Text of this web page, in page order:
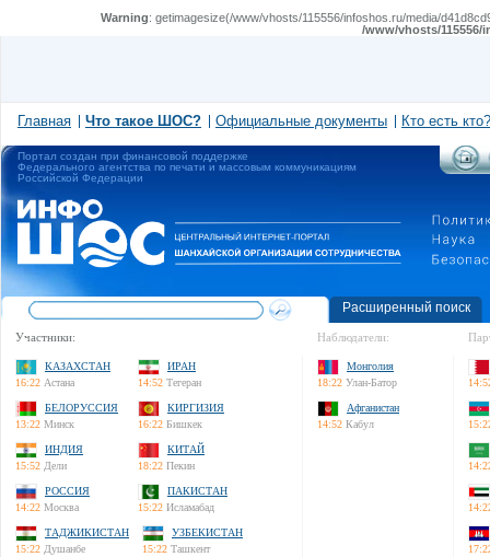
Warning: getimagesize(/www/vhosts/115556/infoshos.ru/media/
/www/vhosts/
Главная Что такое ШОС? Официальные документы Кто есть кто?
Портал создан при финансовой поддержке
Федерального агентства по печати и массовым коммуникациям
Российской Федерации
Расширенный поиск
Участники:
КАЗАХСТАН
16:22 Астана
ИРАН
14:52 Тегеран
БЕЛОРУССИЯ
13:22 Минск
КИРГИЗИЯ
16:22 Бишкек
ИНДИЯ
15:52 Дели
КИТАЙ
18:22 Пекин
РОССИЯ
14:22 Москва
ПАКИСТАН
15:22 Исламабад
ТАДЖИКИСТАН
15:22 Душанбе
УЗБЕКИСТАН
15:22 Ташкент
Наблюдатели:
Монголия
18:22 Улан-Батор
Афганистан
14:52 Кабул